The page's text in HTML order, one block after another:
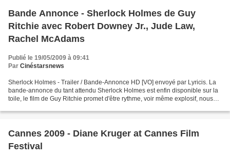
Bande Annonce - Sherlock Holmes de Guy
Ritchie avec Robert Downey Jr., Jude Law,
Rachel McAdams
Publié le 19/05/2009 à 09:41
Par Cinéstarsnews
Sherlock Holmes - Trailer / Bande-Annonce HD [VO] envoyé par Lyricis. La
bande-annonce du tant attendu Sherlock Holmes est enfin disponible sur la
toile, le film de Guy Ritchie promet d'être rythme, voir même explosif, nous
Cannes 2009 - Diane Kruger at Cannes Film
Festival